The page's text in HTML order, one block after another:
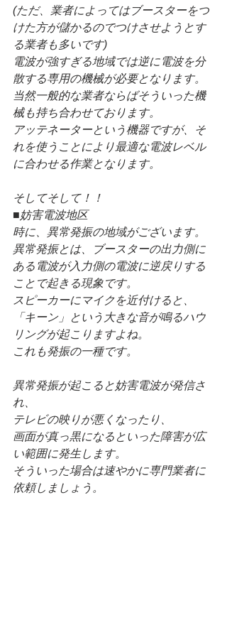
(ただ、業者によってはブースターをつ
けた方が儲かるのでつけさせようとす
る業者も多いです)
電波が強すぎる地域では逆に電波を分
散する専用の機械が必要となります。
当然一般的な業者ならばそういった機
械も持ち合わせております。
アッテネーターという機器ですが、そ
れを使うことにより最適な電波レベル
に合わせる作業となります。
そしてそして！！
■妨害電波地区
時に、異常発振の地域がございます。
異常発振とは、ブースターの出力側に
ある電波が入力側の電波に逆戻りする
ことで起きる現象です。
スピーカーにマイクを近付けると、
「キーン」という大きな音が鳴るハウ
リングが起こりますよね。
これも発振の一種です。
異常発振が起こると妨害電波が発信さ
れ、
テレビの映りが悪くなったり、
画面が真っ黒になるといった障害が広
い範囲に発生します。
そういった場合は速やかに専門業者に
依頼しましょう。